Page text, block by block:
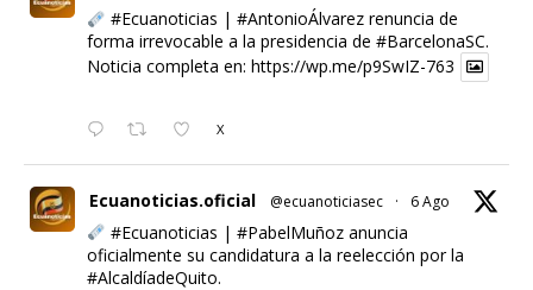
#Ecuanoticias | #AntonioÁlvarezrenuncia de
forma irrevocable a la presidencia de #BarcelonaSC.
Noticia completa en: https://wp.me/p9SwIZ-763
X
Ecuanoticias.oficial @ecuanoticiasec · 6 Ago
#Ecuanoticias | #PabelMuñozanuncia
oficialmente su candidatura a la reelección por la
#AlcaldíadeQuito.